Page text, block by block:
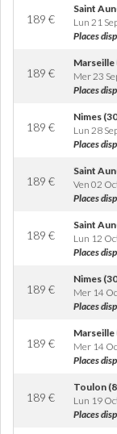
189 €
Saint
Lun 21
Places
189 €
Marseille
Mer 23
Places
189 €
Nimes
Lun 28
Places
189 €
Saint
Ven 02
Places
189 €
Saint
Lun 12
Places
189 €
Nimes
Mer 14
Places
189 €
Marseille
Mer 14
Places
189 €
Toulon
Lun 19
Places